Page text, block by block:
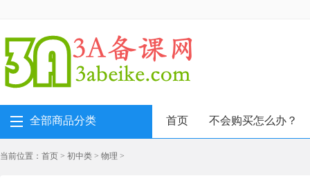
全部商品分类 首页 不会购买怎么办？
当前位置： 首页 > 初中类 > 物理 >